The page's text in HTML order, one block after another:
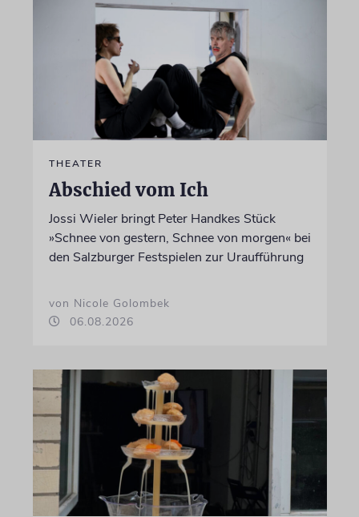
THEATER
Abschied vom Ich
Jossi Wieler bringt Peter Handkes Stück
»Schnee von gestern, Schnee von morgen« bei
den Salzburger Festspielen zur Uraufführung
von Nicole Golombek
06.08.2026